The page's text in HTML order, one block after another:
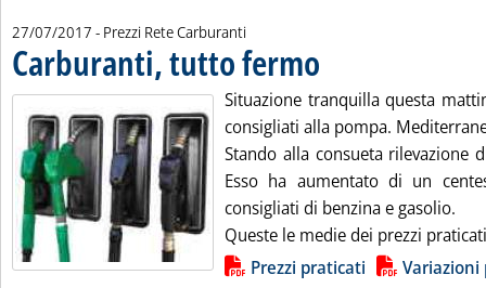
27/07/2017 - Prezzi Rete Carburanti
Carburanti, tutto fermo
Situazione tranquilla questa
consigliati alla pompa.
Stando alla consueta rilevazione
Esso ha aumentato di un
consigliati di benzina e gasolio.
Queste le medie dei prezzi
Lista allegati PDF alla notiziaPrezzi praticati Variazioni